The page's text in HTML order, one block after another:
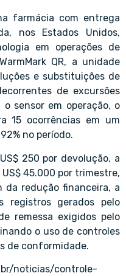
farmácia com entrega
nos Estados Unidos,
em operações de
QR, a unidade
e substituições de
de excursões
sensor em operação, o
15 ocorrências em um
no período.
250 por devolução, a
45.000 por trimestre,
da redução financeira, a
registros gerados pelo
remessa exigidos pelo
o uso de controles
de conformidade.
noticias/controle-